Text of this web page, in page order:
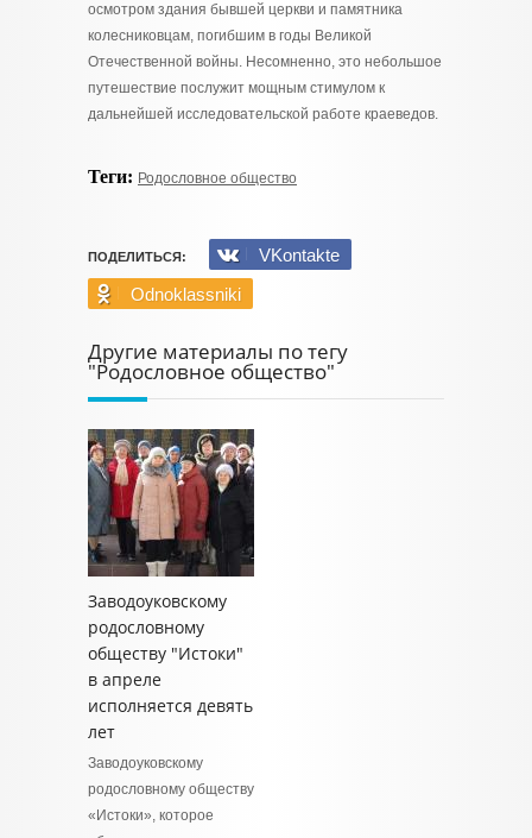
осмотром здания бывшей церкви и памятника
колесниковцам, погибшим в годы Великой
Отечественной войны. Несомненно, это небольшое
путешествие послужит мощным стимулом к
дальнейшей исследовательской работе краеведов.
Теги: Родословное общество
ПОДЕЛИТЬСЯ:
VKontakte
Odnoklassniki
Другие материалы по тегу
"Родословное общество"
Заводоуковскому
родословному
обществу "Истоки"
в апреле
исполняется девять
лет
Заводоуковскому
родословному обществу
«Истоки», которое